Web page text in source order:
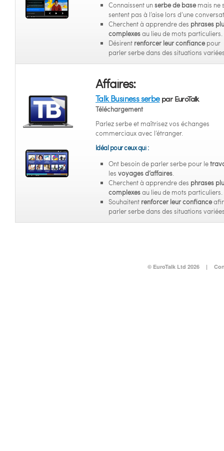
Connaissent unserbe de basemais ne
sentent pas à l’aise lors d’une
Cherchent à apprendre des phrases
complexesau lieu de mots particuliers.
Désirent renforcer leur confiancepour
parler serbe dans des situations
Affaires:
Talk Business serbepar EuroTalk
Téléchargement
Parlez serbe et maîtrisez vos échanges
commerciaux avec l’étranger.
Idéal pour ceux qui :
Ont besoin de parler serbe pour le
les voyages d’affaires.
Cherchent à apprendre des phrases
complexesau lieu de mots particuliers.
Souhaitent renforcer leur confiance
parler serbe dans des situations
© EuroTalk Ltd 2026 |